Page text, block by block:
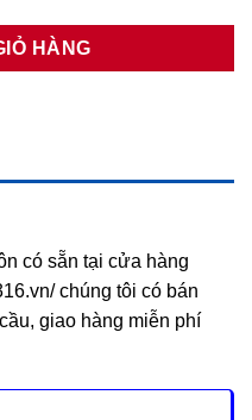
HÀNG
có sẵn tại cửa hàng
chúng tôi có bán
giao hàng miễn phí